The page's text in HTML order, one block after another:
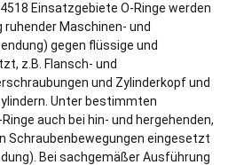
Einsatzgebiete O-Ringe werden
Maschinen- und
gegen flüssige und
z.B. Flansch- und
und Zylinderkopf und
Unter bestimmten
auch bei hin- und hergehenden,
Schraubenbewegungen eingesetzt
Bei sachgemäßer Ausführung